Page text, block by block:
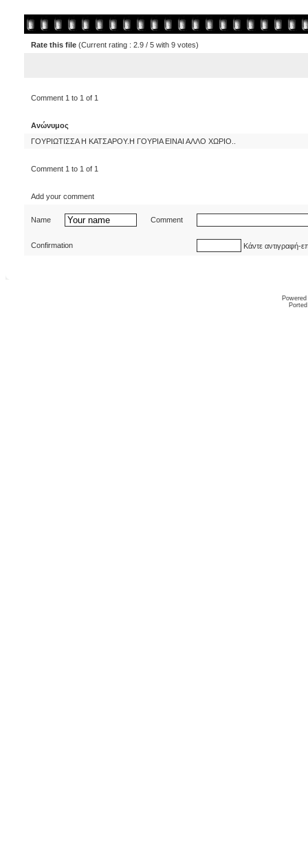
Rate this file (Current rating : 2.9 / 5 with 9 votes)
Comment 1 to 1 of 1
Ανώνυμος
ΓΟΥΡΙΩΤΙΣΣΑ Η ΚΑΤΣΑΡΟΥ.Η ΓΟΥΡΙΑ ΕΙΝΑΙ ΑΛΛΟ ΧΩΡΙΟ..
Comment 1 to 1 of 1
Add your comment
Name Comment
Confirmation Κάντε αντιγραφή-